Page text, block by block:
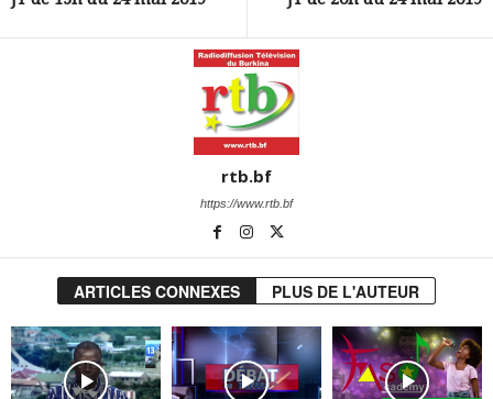
rtb.bf
https://www.rtb.bf
ARTICLES CONNEXES PLUS DE L'AUTEUR